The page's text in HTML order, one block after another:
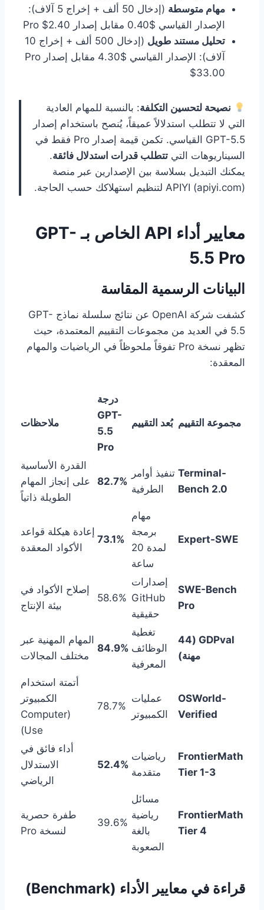
مهام متوسطة
(إدخال 50 ألف + إخراج 5 آلاف):
الإصدار القياسي $0.40 مقابل إصدار Pro $2.40
تحليل مستند طويل
(إدخال 500 ألف + إخراج 10
آلاف): الإصدار القياسي $4.30 مقابل إصدار Pro
$33.00
نصيحة لتحسين التكلفة: بالنسبة للمهام العادية
التي لا تتطلب استدلالاً عميقاً، يُنصح باستخدام إصدار
GPT-5.5 القياسي. تكمن قيمة إصدار Pro فقط في
السيناريوهات التي تتطلب قدرات استدلال فائقة.
يمكنك التبديل بسلاسة بين الإصدارين عبر منصة
APIYI (apiyi.com) لتنظيم استهلاكك حسب الحاجة.
معايير أداء API الخاص بـ GPT-
5.5 Pro
البيانات الرسمية المقاسة
كشفت شركة OpenAI عن نتائج سلسلة نماذج GPT-
5.5 في العديد من مجموعات التقييم المعتمدة، حيث
تظهر نسخة Pro تفوقاً ملحوظاً في الرياضيات والمهام
المعقدة:
مجموعة التقييم بُعد التقييم
درجة
GPT-
5.5
Pro
ملاحظات
Terminal-
Bench 2.0
تنفيذ أوامر
الطرفية
82.7%
القدرة الأساسية
على إنجاز المهام
الطويلة ذاتياً
Expert-SWE
مهام
برمجة
لمدة 20
ساعة
73.1%
إعادة هيكلة قواعد
الأكواد المعقدة
SWE-Bench
Pro
إصدارات
GitHub
حقيقية
58.6%
إصلاح الأكواد في
بيئة الإنتاج
GDPval (44
مهنة)
تغطية
الوظائف
المعرفية
84.9%
المهام المهنية عبر
مختلف المجالات
OSWorld-
Verified
عمليات
الكمبيوتر
78.7%
أتمتة استخدام
الكمبيوتر
(Computer
Use)
FrontierMath
Tier 1-3
رياضيات
متقدمة
52.4%
أداء فائق في
الاستدلال
الرياضي
FrontierMath
Tier 4
مسائل
رياضية
بالغة
الصعوبة
39.6%
طفرة حصرية
لنسخة Pro
قراءة في معايير الأداء (Benchmark)